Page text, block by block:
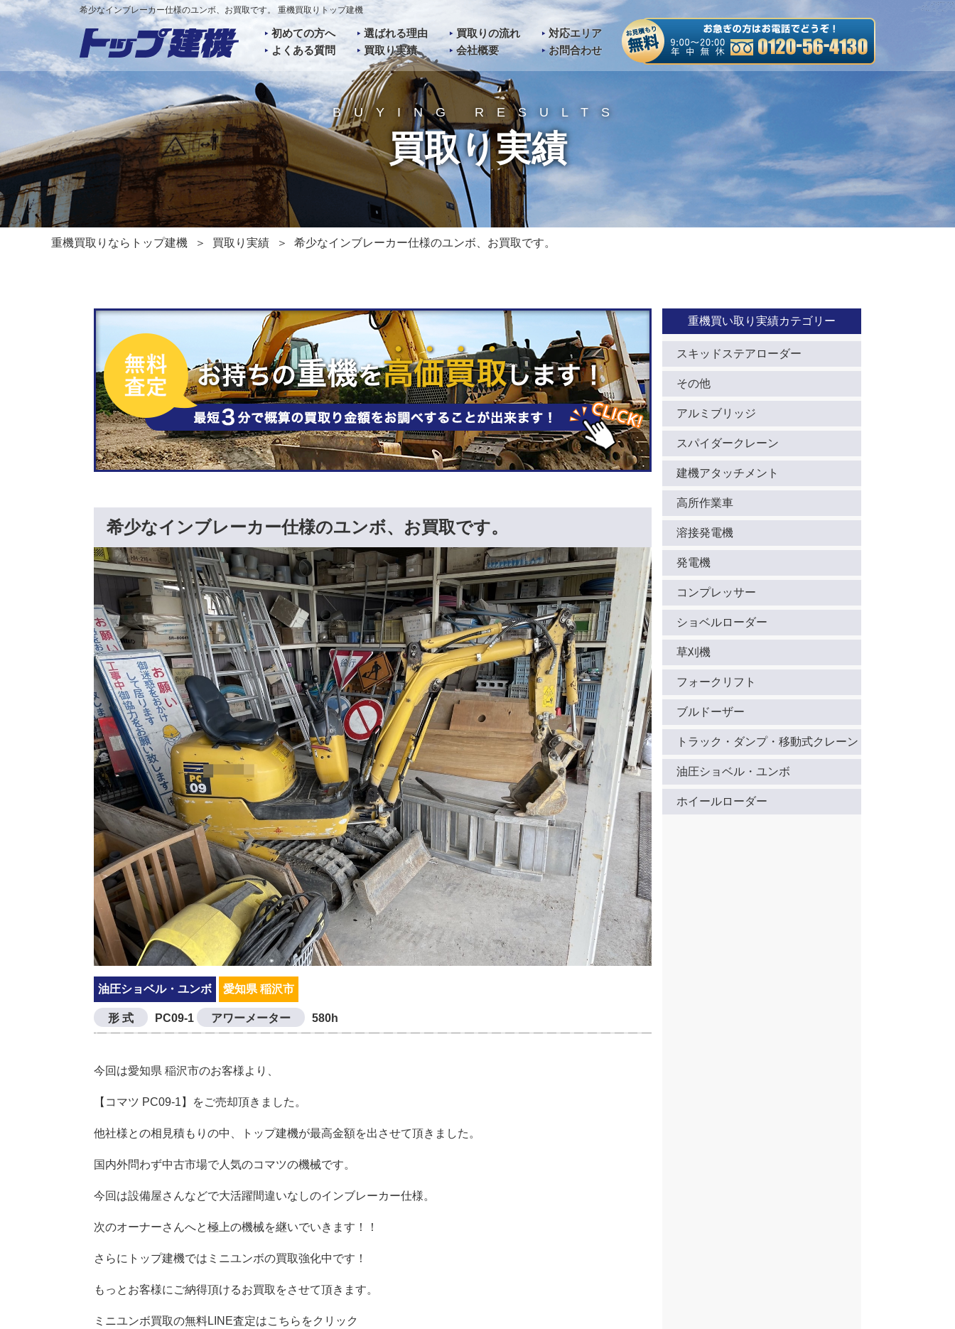
希少なインブレーカー仕様のユンボ、お買取です。 重機買取りトップ建機
初めての方へ 選ばれる理由 買取りの流れ
対応エリア
よくある質問
買取り実績 会社概要 お問合わせ
BUYING RESULTS
買取り実績
重機買取りならトップ建機 買取り実績 希少なインブレーカー仕様のユンボ、お買取です。
希少なインブレーカー仕様のユンボ、お買取です。
油圧ショベル・ユンボ 愛知県 稲沢市
形 式 PC09-1 アワーメーター 580h
今回は愛知県 稲沢市のお客様より、
【コマツ PC09-1】をご売却頂きました。
他社様との相見積もりの中、トップ建機が最高金額を出させて頂きました。
国内外問わず中古市場で人気のコマツの機械です。
今回は設備屋さんなどで大活躍間違いなしのインブレーカー仕様。
次のオーナーさんへと極上の機械を継いでいきます！！
さらにトップ建機ではミニユンボの買取強化中です！
もっとお客様にご納得頂けるお買取をさせて頂きます。
ミニユンボ買取の無料LINE査定はこちらをクリック
重機買い取り実績カテゴリー
スキッドステアローダー
その他
アルミブリッジ
スパイダークレーン
建機アタッチメント
高所作業車
溶接発電機
発電機
コンプレッサー
ショベルローダー
草刈機
フォークリフト
ブルドーザー
トラック・ダンプ・移動式クレーン
油圧ショベル・ユンボ
ホイールローダー